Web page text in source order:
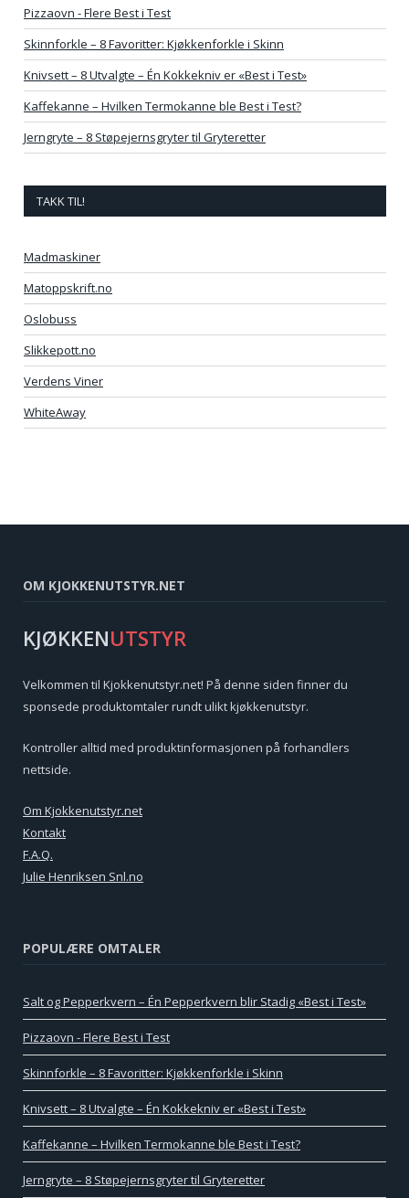
Pizzaovn - Flere Best i Test
Skinnforkle – 8 Favoritter: Kjøkkenforkle i Skinn
Knivsett – 8 Utvalgte – Én Kokkekniv er «Best i Test»
Kaffekanne – Hvilken Termokanne ble Best i Test?
Jerngryte – 8 Støpejernsgryter til Gryteretter
TAKK TIL!
Madmaskiner
Matoppskrift.no
Oslobuss
Slikkepott.no
Verdens Viner
WhiteAway
OM KJOKKENUTSTYR.NET
KJØKKENUTSTYR
Velkommen til Kjokkenutstyr.net! På denne siden finner du
sponsede produktomtaler rundt ulikt kjøkkenutstyr.
Kontroller alltid med produktinformasjonen på forhandlers
nettside.
Om Kjokkenutstyr.net
Kontakt
F.A.Q.
Julie Henriksen Snl.no
POPULÆRE OMTALER
Salt og Pepperkvern – Én Pepperkvern blir Stadig «Best i Test»
Pizzaovn - Flere Best i Test
Skinnforkle – 8 Favoritter: Kjøkkenforkle i Skinn
Knivsett – 8 Utvalgte – Én Kokkekniv er «Best i Test»
Kaffekanne – Hvilken Termokanne ble Best i Test?
Jerngryte – 8 Støpejernsgryter til Gryteretter